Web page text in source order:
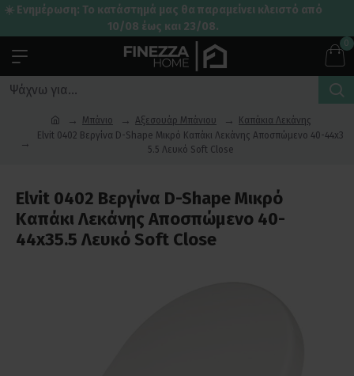
☀️ Ενημέρωση: Το κατάστημά μας θα παραμείνει κλειστό από
10/08 έως και 23/08.
0
Μπάνιο Αξεσουάρ Μπάνιου
Καπάκια Λεκάνης
Elvit 0402 Βεργίνα D-Shape Μικρό Καπάκι Λεκάνης Αποσπώμενο 40-44x3
5.5 Λευκό Soft Close
Elvit 0402 Βεργίνα D-Shape Μικρό
Καπάκι Λεκάνης Αποσπώμενο 40-
44x35.5 Λευκό Soft Close